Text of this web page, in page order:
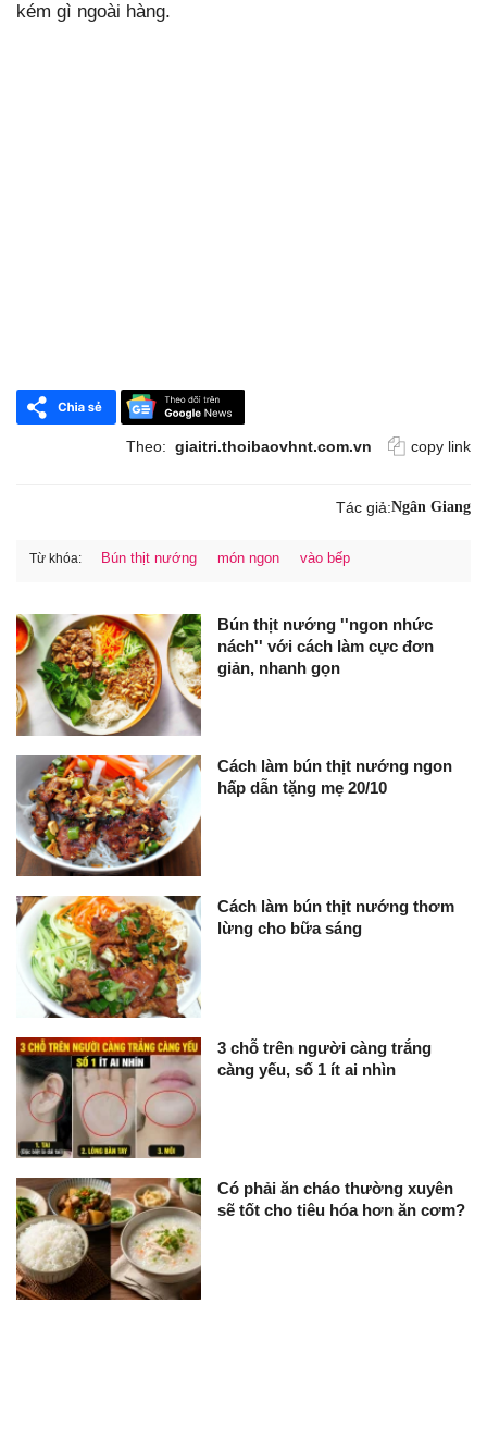
kém gì ngoài hàng.
Theo: giaitri.thoibaovhnt.com.vn copy link
Tác giả:Ngân Giang
Từ khóa: Bún thịt nướng món ngon vào bếp
Bún thịt nướng ''ngon nhức
nách'' với cách làm cực đơn
giản, nhanh gọn
Cách làm bún thịt nướng ngon
hấp dẫn tặng mẹ 20/10
Cách làm bún thịt nướng thơm
lừng cho bữa sáng
3 chỗ trên người càng trắng
càng yếu, số 1 ít ai nhìn
Có phải ăn cháo thường xuyên
sẽ tốt cho tiêu hóa hơn ăn cơm?